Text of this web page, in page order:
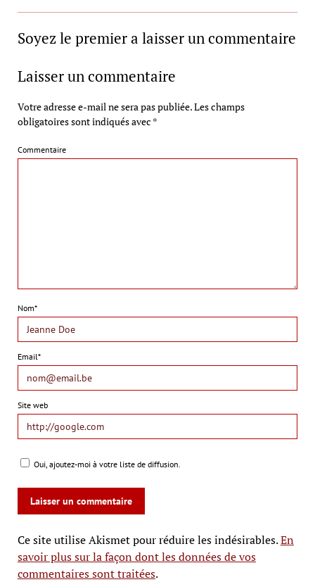
Soyez le premier a laisser un commentaire
Laisser un commentaire
Votre adresse e-mail ne sera pas publiée.Les champs
obligatoires sont indiqués avec *
Commentaire
Nom*
Email*
Site web
Oui, ajoutez-moi à votre liste de diffusion.
Ce site utilise Akismet pour réduire les indésirables.En
savoir plus sur la façon dont les données de vos
commentaires sont traitées.